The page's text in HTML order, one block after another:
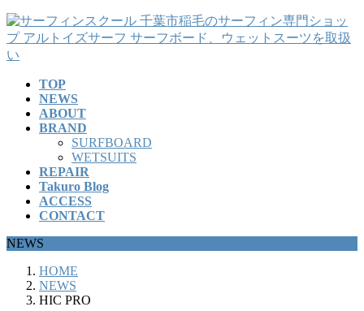
コ
ン
テ
ナ
ビ
ゲ
TOP
NEWS
ABOUT
BRAND
SURFBOARD
WETSUITS
REPAIR
Takuro Blog
ACCESS
CONTACT
NEWS
HOME
NEWS
HIC PRO